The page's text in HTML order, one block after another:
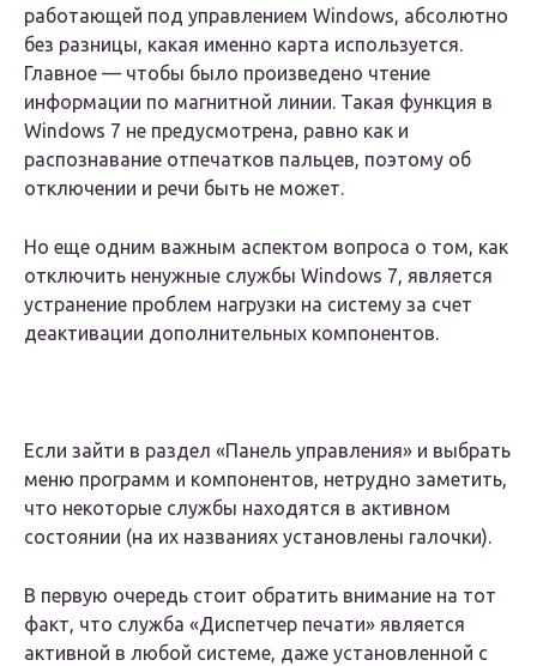
работающей под управлением Windows, абсолютно
без разницы, какая именно карта используется.
Главное — чтобы было произведено чтение
информации по магнитной линии. Такая функция в
Windows 7 не предусмотрена, равно как и
распознавание отпечатков пальцев, поэтому об
отключении и речи быть не может.
Но еще одним важным аспектом вопроса о том, как
отключить ненужные службы Windows 7, является
устранение проблем нагрузки на систему за счет
деактивации дополнительных компонентов.
Если зайти в раздел «Панель управления» и выбрать
меню программ и компонентов, нетрудно заметить,
что некоторые службы находятся в активном
состоянии (на их названиях установлены галочки).
В первую очередь стоит обратить внимание на тот
факт, что служба «Диспетчер печати» является
активной в любой системе, даже установленной с